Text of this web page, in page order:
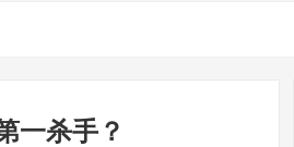
一杀手？